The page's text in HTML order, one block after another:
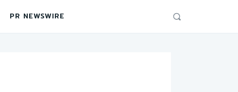
PR NEWSWIRE